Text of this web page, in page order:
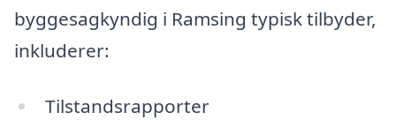
byggesagkyndig i Ramsing typisk tilbyder,
inkluderer:
Tilstandsrapporter